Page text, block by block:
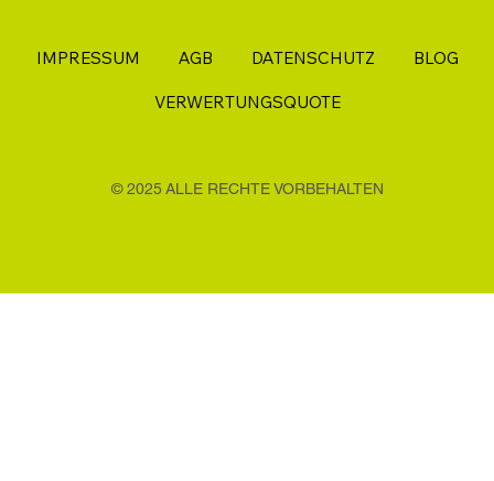
IMPRESSUM AGB DATENSCHUTZ BLOG
VERWERTUNGSQUOTE
© 2025 ALLE RECHTE VORBEHALTEN